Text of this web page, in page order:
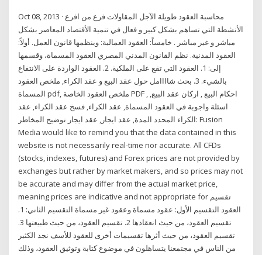
Oct 08, 2013 · محاسبة العقود طويلة الآجل المقاولات فرع من افرع
الأنشطة التي تساهم بشكل كبير و فعال في تنمية الأقتصاد المعاصر بشكل
مباشر و غير مباشر . خامساً: العقود العمالية: وينظمها قانون العمل. أولاً:
العقود المدنية. نظم القانون المدني المصري العقود المسماة، وقسمها
إلى: 1. العقود التي تقع على الملكية. 2. العقود الواردة على الانتفاع
بالشيء. 3. بحث شاااامل حول عقد البيع و عقد الكراء, ملخص العقود
المسماة pdf, ملخص العقود الخاصة PDF , احكام البيع , اركان عقد البيع,
اسئلة واجوبة في العقود المسماة, عقد الكراء, فسخ عقد الكراء, عقد
الكراء المحدد المدة, عقد ايجار, عقد ايجار توضيح المخاطر: Fusion
Media would like to remind you that the data contained in this
website is not necessarily real-time nor accurate. All CFDs
(stocks, indexes, futures) and Forex prices are not provided by
exchanges but rather by market makers, and so prices may not
be accurate and may differ from the actual market price,
meaning prices are indicative and not appropriate for تقسيم
العقود التقسيم الأول: عقود مسماة وعقود غير مسماة التقسيم الثاني: 1.
تقسيم العقود، من حيث انعقادها 2. تقسيم العقود، من حيث طبيعتها 3.
تقسيم العقود، من حيث أثرها تقسيمات أخرى للعقود للأسف نجد الكثير
من الناس في مجتمعنا يتساهلون في موضوع كتابة وتوثيق العقود، وذلك